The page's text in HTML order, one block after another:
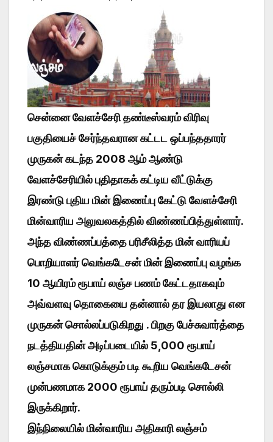
சென்னை வேளச்சேரி தண்டீஸ்வரம் விரிவு
பகுதியைச் சேர்ந்தவரான கட்டட ஒப்பந்ததாரர்
முருகன் கடந்த 2008 ஆம் ஆண்டு
வேளச்சேரியில் புதிதாகக் கட்டிய வீட்டுக்கு
இரண்டு புதிய மின் இணைப்பு கேட்டு வேளச்சேரி
மின்வாரிய அலுவலகத்தில் விண்ணப்பித்துள்ளார்.
அந்த விண்ணப்பத்தை பரிசீலித்த மின் வாரியப்
பொறியாளர் வெங்கடேசன் மின் இணைப்பு வழங்க
10 ஆயிரம் ரூபாய் லஞ்ச பணம் கேட்டதாகவும்
அவ்வளவு தொகையை தன்னால் தர இயலாது என
முருகன் சொல்லப்படுகிறது . பிறகு பேச்சுவார்த்தை
நடத்தியதின் அடிப்படையில் 5,000 ரூபாய்
லஞ்சமாக கொடுக்கும் படி கூறிய வெங்கடேசன்
முன்பணமாக 2000 ரூபாய் தரும்படி சொல்லி
இருக்கிறார்.
இந்நிலையில் மின்வாரிய அதிகாரி லஞ்சம்